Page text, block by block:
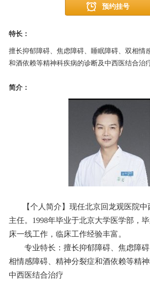
预约挂号
特长：
擅长抑郁障碍、焦虑障碍、睡眠障碍、双相情
和酒依赖等精神科疾病的诊断及中西医结合治
简介：
【个人简介】现任北京回龙观医院中
主任。1998年毕业于北京大学医学部，
床一线工作，临床工作经验丰富。
专业特长：擅长抑郁障碍、焦虑障碍
相情感障碍、精神分裂症和酒依赖等精
中西医结合治疗